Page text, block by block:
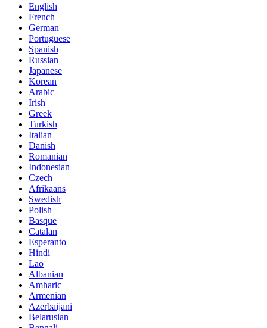
English
French
German
Portuguese
Spanish
Russian
Japanese
Korean
Arabic
Irish
Greek
Turkish
Italian
Danish
Romanian
Indonesian
Czech
Afrikaans
Swedish
Polish
Basque
Catalan
Esperanto
Hindi
Lao
Albanian
Amharic
Armenian
Azerbaijani
Belarusian